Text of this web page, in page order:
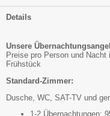
Details
Unsere
Preise pro Person und
Frühstück
Standard-Zimmer:
Dusche, WC, SAT-TV und
1-2 Übernachtungen: